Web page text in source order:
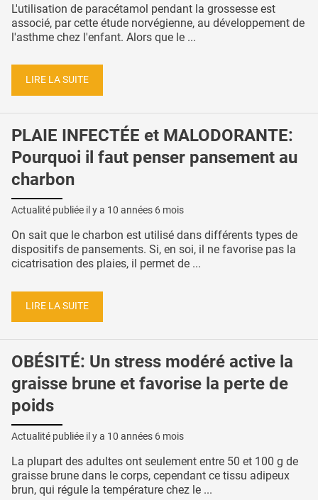
L'utilisation de paracétamol pendant la grossesse est
associé, par cette étude norvégienne, au développement de
l'asthme chez l'enfant. Alors que le ...
LIRE LA SUITE
PLAIE INFECTÉE et MALODORANTE:
Pourquoi il faut penser pansement au
charbon
Actualité publiée il y a 10 années 6 mois
On sait que le charbon est utilisé dans différents types de
dispositifs de pansements. Si, en soi, il ne favorise pas la
cicatrisation des plaies, il permet de ...
LIRE LA SUITE
OBÉSITÉ: Un stress modéré active la
graisse brune et favorise la perte de
poids
Actualité publiée il y a 10 années 6 mois
La plupart des adultes ont seulement entre 50 et 100 g de
graisse brune dans le corps, cependant ce tissu adipeux
brun, qui régule la température chez le ...